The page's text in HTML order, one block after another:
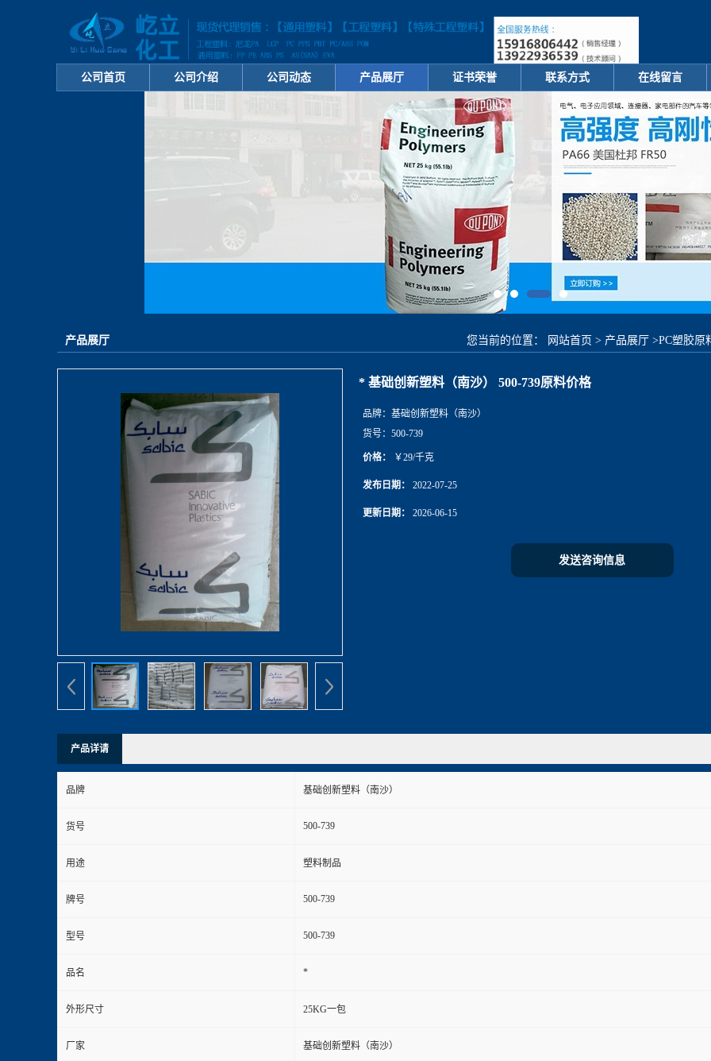
公司首页 公司介绍 公司动态 产品展厅 证书荣誉 联系方式 在线留言
产品展厅 您当前的位置： 网站首页 > 产品展厅 >PC塑胶原
* 基础创新塑料（南沙） 500-739原料价格
品牌： 基础创新塑料（南沙）
货号： 500-739
价格： ￥29/千克
发布日期： 2022-07-25
更新日期： 2026-06-15
发送咨询信息
产品详请
品牌 基础创新塑料（南沙）
货号 500-739
用途 塑料制品
牌号 500-739
型号 500-739
品名 *
外形尺寸 25KG一包
厂家 基础创新塑料（南沙）